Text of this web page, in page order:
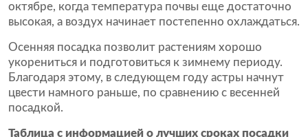
октябре, когда температура почвы еще достаточно
высокая, а воздух начинает постепенно охлаждаться.
Осенняя посадка позволит растениям хорошо
укорениться и подготовиться к зимнему периоду.
Благодаря этому, в следующем году астры начнут
цвести намного раньше, по сравнению с весенней
посадкой.
Таблица с информацией о лучших сроках посадки